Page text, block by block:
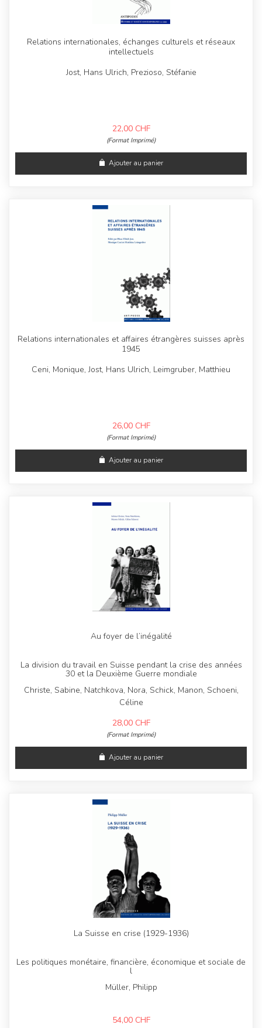
Relations internationales, échanges culturels et réseaux
intellectuels
Jost, Hans Ulrich, Prezioso, Stéfanie
22,00 CHF
(Format Imprimé)
Ajouter au panier
Relations internationales et affaires étrangères suisses après
1945
Ceni, Monique, Jost, Hans Ulrich, Leimgruber, Matthieu
26,00 CHF
(Format Imprimé)
Ajouter au panier
Au foyer de l’inégalité
La division du travail en Suisse pendant la crise des années
30 et la Deuxième Guerre mondiale
Christe, Sabine, Natchkova, Nora, Schick, Manon, Schoeni,
Céline
28,00 CHF
(Format Imprimé)
Ajouter au panier
La Suisse en crise (1929-1936)
Les politiques monétaire, financière, économique et sociale de
l
Müller, Philipp
54,00 CHF